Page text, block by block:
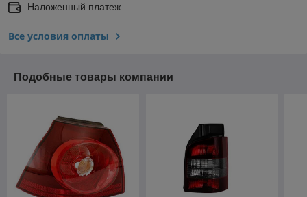
Наложенный платеж
Все условия оплаты
Подобные товары компании